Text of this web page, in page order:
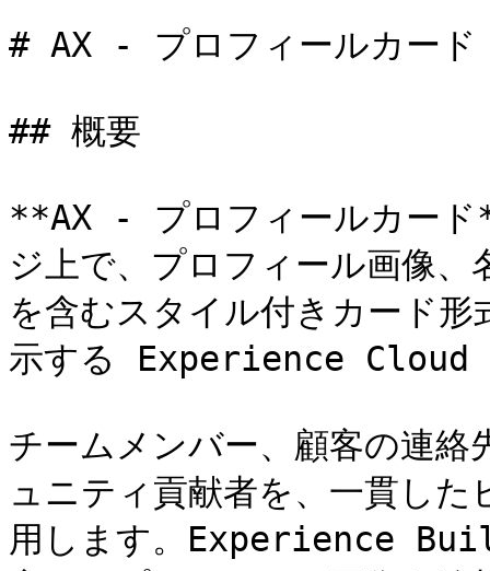
# AX - プロフィールカード
## 概要
**AX - プロフィールカー
ジ上で、プロフィール画像、
を含むスタイル付きカード
示する Experience Cloud
チームメンバー、顧客の連絡
ュニティ貢献者を、一貫し
用します。Experience